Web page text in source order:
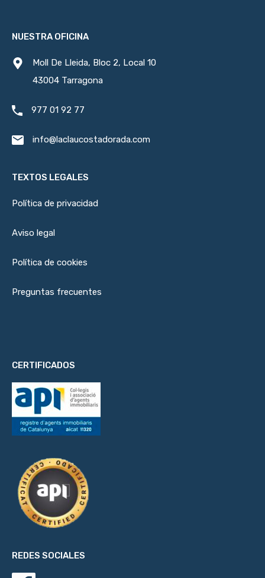
NUESTRA OFICINA
Moll De Lleida, Bloc 2, Local 10
43004 Tarragona
977 01 92 77
info@laclaucostadorada.com
TEXTOS LEGALES
Política de privacidad
Aviso legal
Política de cookies
Preguntas frecuentes
CERTIFICADOS
REDES SOCIALES